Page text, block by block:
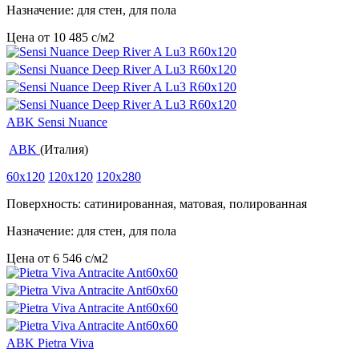
Назначение: для стен, для пола
Цена от 10 485 c/м2
ABK Sensi Nuance
ABK (Италия)
60x120 120x120 120x280
Поверхность: сатинированная, матовая, полированная
Назначение: для стен, для пола
Цена от 6 546 c/м2
ABK Pietra Viva